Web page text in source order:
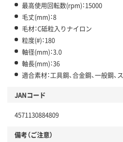
最高使用回転数(rpm)：15000
毛丈(mm)：8
毛材：C砥粒入りナイロン
粒度(#)：180
軸径(mm)：3.0
軸長(mm)：36
適合素材：工具鋼、合金鋼、一般鋼、
JANコード
4571130884809
備考（ご注意）